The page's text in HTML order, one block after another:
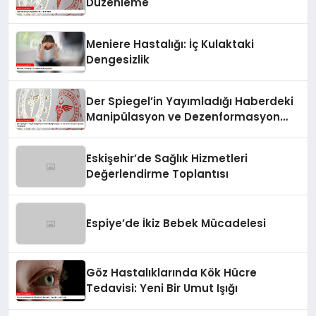
Meniere Hastalığı: İç Kulaktaki
Dengesizlik
Der Spiegel’in Yayımladığı Haberdeki
Manipülasyon ve Dezenformasyon
Eskişehir’de Sağlık Hizmetleri
Değerlendirme Toplantısı
Espiye’de İkiz Bebek Mücadelesi
Göz Hastalıklarında Kök Hücre
Tedavisi: Yeni Bir Umut Işığı